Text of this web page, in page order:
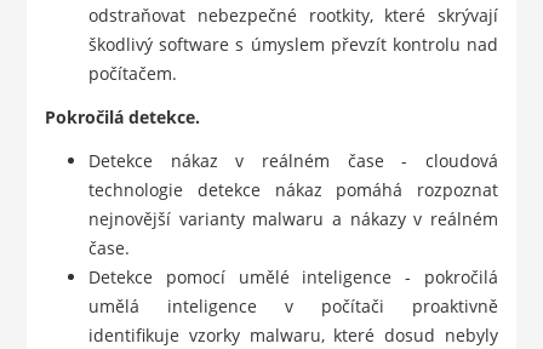
odstraňovat nebezpečné rootkity, které skrývají
škodlivý software s úmyslem převzít kontrolu nad
počítačem.
Pokročilá detekce.
Detekce nákaz v reálném čase - cloudová
technologie detekce nákaz pomáhá rozpoznat
nejnovější varianty malwaru a nákazy v reálném
čase.
Detekce pomocí umělé inteligence - pokročilá
umělá inteligence v počítači proaktivně
identifikuje vzorky malwaru, které dosud nebyly